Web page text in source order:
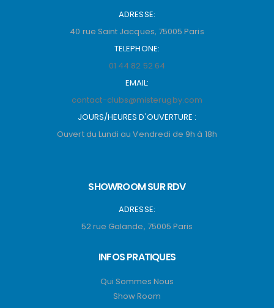
ADRESSE:
40 rue Saint Jacques, 75005 Paris
TELEPHONE:
01 44 82 52 64
EMAIL:
contact-clubs@misterugby.com
JOURS/HEURES D'OUVERTURE :
Ouvert du Lundi au Vendredi de 9h à 18h
SHOWROOM SUR RDV
ADRESSE:
52 rue Galande, 75005 Paris
INFOS PRATIQUES
Qui Sommes Nous
Show Room